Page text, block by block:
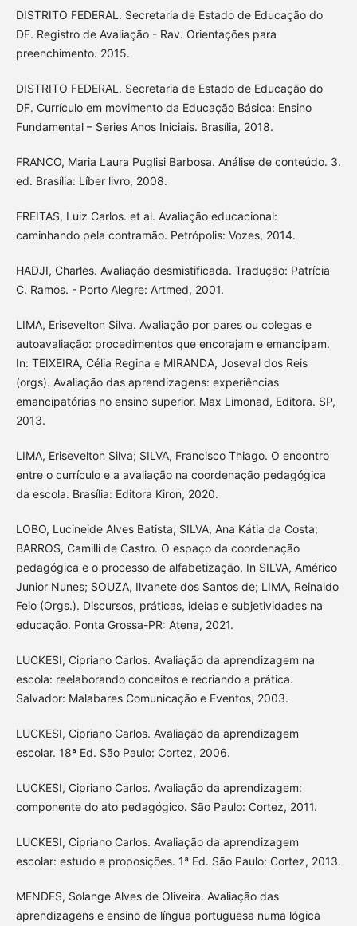
DISTRITO FEDERAL. Secretaria de Estado de Educação do
DF. Registro de Avaliação - Rav. Orientações para
preenchimento. 2015.
DISTRITO FEDERAL. Secretaria de Estado de Educação do
DF. Currículo em movimento da Educação Básica: Ensino
Fundamental – Series Anos Iniciais. Brasília, 2018.
FRANCO, Maria Laura Puglisi Barbosa. Análise de conteúdo. 3.
ed. Brasília: Líber livro, 2008.
FREITAS, Luiz Carlos. et al. Avaliação educacional:
caminhando pela contramão. Petrópolis: Vozes, 2014.
HADJI, Charles. Avaliação desmistificada. Tradução: Patrícia
C. Ramos. - Porto Alegre: Artmed, 2001.
LIMA, Erisevelton Silva. Avaliação por pares ou colegas e
autoavaliação: procedimentos que encorajam e emancipam.
In: TEIXEIRA, Célia Regina e MIRANDA, Joseval dos Reis
(orgs). Avaliação das aprendizagens: experiências
emancipatórias no ensino superior. Max Limonad, Editora. SP,
2013.
LIMA, Erisevelton Silva; SILVA, Francisco Thiago. O encontro
entre o currículo e a avaliação na coordenação pedagógica
da escola. Brasília: Editora Kiron, 2020.
LOBO, Lucineide Alves Batista; SILVA, Ana Kátia da Costa;
BARROS, Camilli de Castro. O espaço da coordenação
pedagógica e o processo de alfabetização. In SILVA, Américo
Junior Nunes; SOUZA, Ilvanete dos Santos de; LIMA, Reinaldo
Feio (Orgs.). Discursos, práticas, ideias e subjetividades na
educação. Ponta Grossa-PR: Atena, 2021.
LUCKESI, Cipriano Carlos. Avaliação da aprendizagem na
escola: reelaborando conceitos e recriando a prática.
Salvador: Malabares Comunicação e Eventos, 2003.
LUCKESI, Cipriano Carlos. Avaliação da aprendizagem
escolar. 18ª Ed. São Paulo: Cortez, 2006.
LUCKESI, Cipriano Carlos. Avaliação da aprendizagem:
componente do ato pedagógico. São Paulo: Cortez, 2011.
LUCKESI, Cipriano Carlos. Avaliação da aprendizagem
escolar: estudo e proposições. 1ª Ed. São Paulo: Cortez, 2013.
MENDES, Solange Alves de Oliveira. Avaliação das
aprendizagens e ensino de língua portuguesa numa lógica